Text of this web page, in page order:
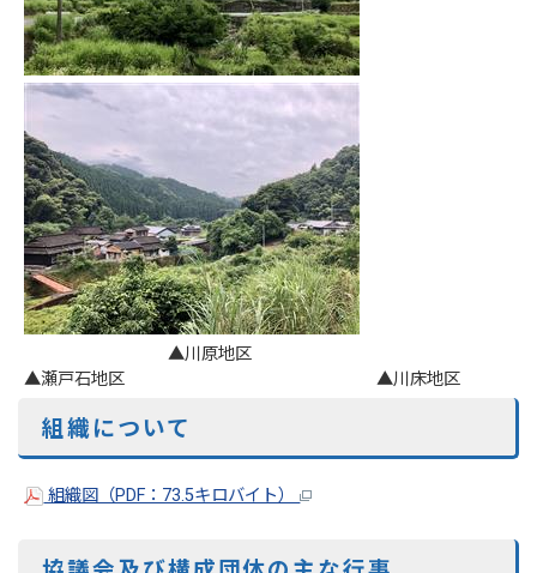
▲川原地区
▲瀬戸石地区 ▲川床地区
組織について
組織図（PDF：73.5キロバイト）